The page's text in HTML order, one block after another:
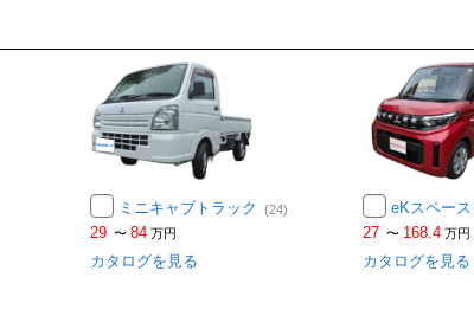
ミニキャブトラック (24)
29 〜 84 万円
カタログを見る
eKスペー
27 〜 168.4 万円
カタログを見る